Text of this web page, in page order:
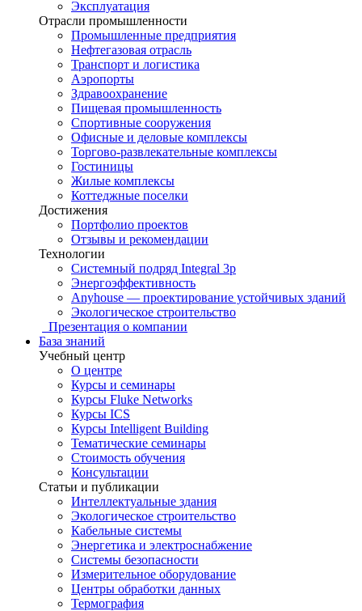
Эксплуатация
Отрасли промышленности
Промышленные предприятия
Нефтегазовая отрасль
Транспорт и логистика
Аэропорты
Здравоохранение
Пищевая промышленность
Спортивные сооружения
Офисные и деловые комплексы
Торгово-развлекательные комплексы
Гостиницы
Жилые комплексы
Коттеджные поселки
Достижения
Портфолио проектов
Отзывы и рекомендации
Технологии
Системный подряд Integral 3p
Энергоэффективность
Anyhouse — проектирование устойчивых зданий
Экологическое строительство
Презентация о компании
База знаний
Учебный центр
О центре
Курсы и семинары
Курсы Fluke Networks
Курсы ICS
Курсы Intelligent Building
Тематические семинары
Стоимость обучения
Консультации
Статьи и публикации
Интеллектуальные здания
Экологическое строительство
Кабельные системы
Энергетика и электроснабжение
Системы безопасности
Измерительное оборудование
Центры обработки данных
Термография